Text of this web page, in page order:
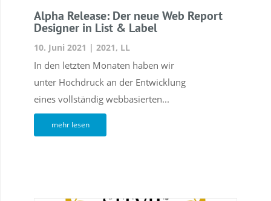
Alpha Release: Der neue Web Report
Designer in List & Label
10. Juni 2021 | 2021, LL
In den letzten Monaten haben wir
unter Hochdruck an der Entwicklung
eines vollständig webbasierten...
mehr lesen